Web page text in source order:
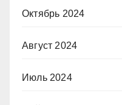
Октябрь 2024
Август 2024
Июль 2024